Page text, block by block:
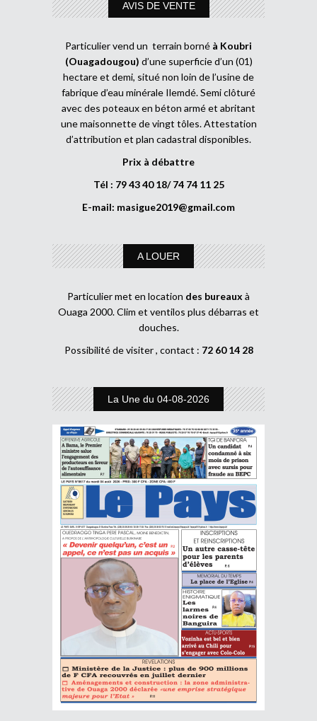
AVIS DE VENTE
Particulier vend un terrain borné à Koubri
(Ouagadougou) d’une superficie d’un (01)
hectare et demi, situé non loin de l’usine de
fabrique d’eau minérale Ilemdé. Semi clôturé
avec des poteaux en béton armé et abritant
une maisonnette de vingt tôles. Attestation
d’attribution et plan cadastral disponibles.
Prix à débattre
Tél : 79 43 40 18/ 74 74 11 25
E-mail: masigue2019@gmail.com
A LOUER
Particulier met en location des bureaux à
Ouaga 2000. Clim et ventilos plus débarras et
douches.
Possibilité de visiter , contact : 72 60 14 28
La Une du 04-08-2026